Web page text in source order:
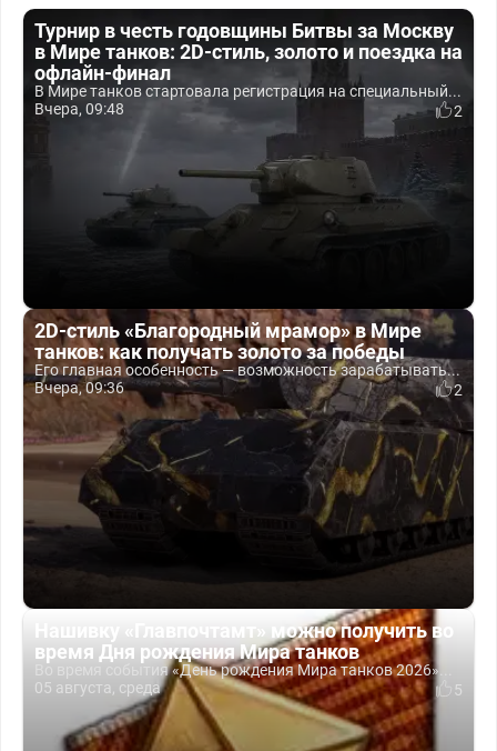
Турнир в честь годовщины Битвы за Москву
в Мире танков: 2D-стиль, золото и поездка на
офлайн-финал
В Мире танков стартовала регистрация на специальный...
Вчера, 09:48
2
2D-стиль «Благородный мрамор» в Мире
танков: как получать золото за победы
Его главная особенность — возможность зарабатывать...
Вчера, 09:36
2
Нашивку «Главпочтамт» можно получить во
время Дня рождения Мира танков
Во время события «День рождения Мира танков 2026»...
05 августа, среда
5